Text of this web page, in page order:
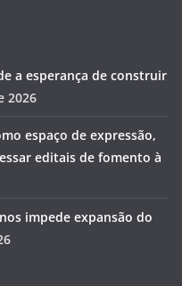
a esperança de construir
2026
espaço de expressão,
editais de fomento à
impede expansão do